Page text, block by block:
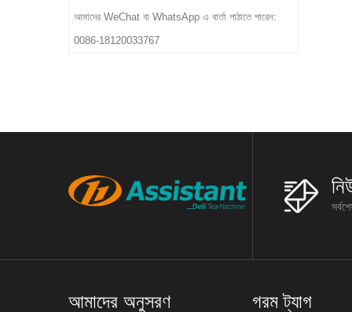
আমাদের WeChat বা WhatsApp এ বার্তা পাঠাতে পারেন:
0086-18120033767
আমাদের অনুসরণ
গরম ট্যাগ